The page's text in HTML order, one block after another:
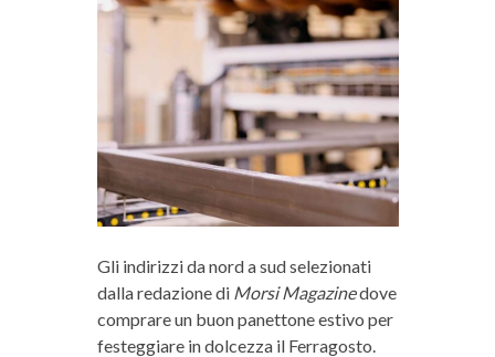
Gli indirizzi da nord a sud selezionati
dalla redazione di Morsi Magazinedove
comprare un buon panettone estivo per
festeggiare in dolcezza il Ferragosto.